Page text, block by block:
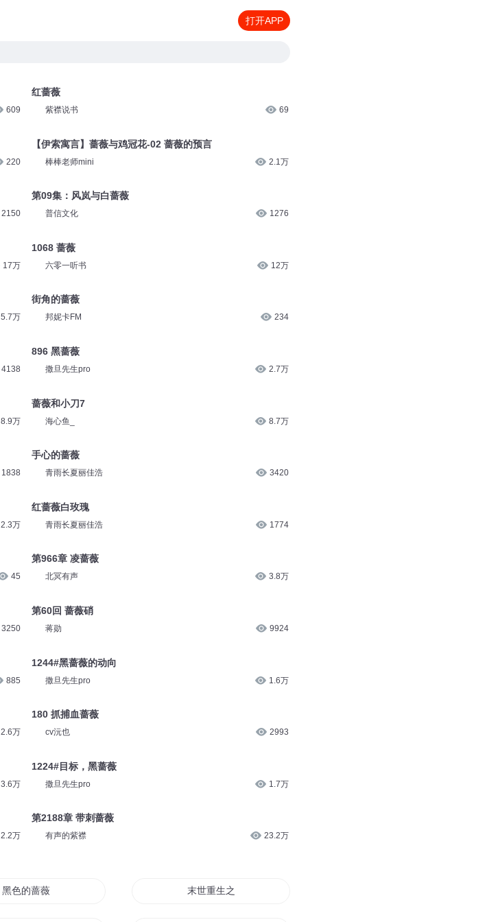
打开APP
609
220
2150
17万
5.7万
4138
8.9万
1838
2.3万
45
3250
885
2.6万
3.6万
2.2万
红蔷薇
紫襟说书 69
【伊索寓言】蔷薇与鸡冠花-02 蔷薇的预言
棒棒老师mini 2.1万
第09集：风岚与白蔷薇
普信文化 1276
1068 蔷薇
六零一听书 12万
街角的蔷薇
邦妮卡FM 234
896 黑蔷薇
撒旦先生pro 2.7万
蔷薇和小刀7
海心鱼_ 8.7万
手心的蔷薇
青雨长夏丽佳浩 3420
红蔷薇白玫瑰
青雨长夏丽佳浩 1774
第966章 凌蔷薇
北冥有声 3.8万
第60回 蔷薇硝
蒋勋 9924
1244#黑蔷薇的动向
撒旦先生pro 1.6万
180 抓捕血蔷薇
cv沅也 2993
1224#目标，黑蔷薇
撒旦先生pro 1.7万
第2188章 带刺蔷薇
有声的紫襟 23.2万
黑色的蔷薇 末世重生之蔷薇纪事